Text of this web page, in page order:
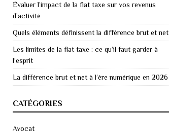
Évaluer l’impact de la flat taxe sur vos revenus
d’activité
Quels éléments définissent la différence brut et net
Les limites de la flat taxe : ce qu’il faut garder à
l’esprit
La différence brut et net à l’ère numérique en 2026
CATÉGORIES
Avocat